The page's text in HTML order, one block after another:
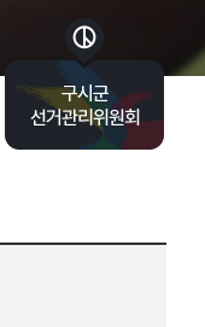
구시군
선거관리위원회
바로가기 목록 열기